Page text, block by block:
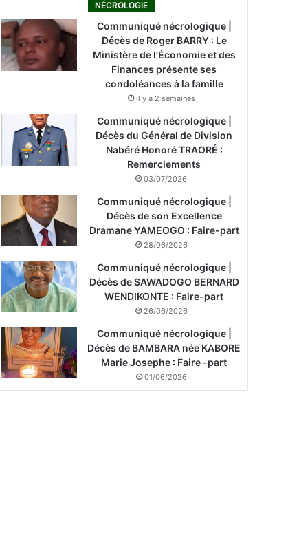
NÉCROLOGIE
Communiqué nécrologique |
Décès de Roger BARRY : Le
Ministère de l’Économie et des
Finances présente ses
condoléances à la famille
il y a 2 semaines
Communiqué nécrologique |
Décès du Général de Division
Nabéré Honoré TRAORÉ :
Remerciements
03/07/2026
Communiqué nécrologique |
Décès de son Excellence
Dramane YAMEOGO : Faire-part
28/06/2026
Communiqué nécrologique |
Décès de SAWADOGO BERNARD
WENDIKONTE : Faire-part
26/06/2026
Communiqué nécrologique |
Décès de BAMBARA née KABORE
Marie Josephe : Faire -part
01/06/2026